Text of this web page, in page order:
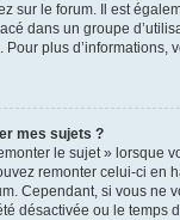
sur le forum. Il est
dans un groupe
plus d’informations,
mes sujets ?
le sujet » lorsque
remonter celui-ci en
Cependant, si vous ne
désactivée ou le temps